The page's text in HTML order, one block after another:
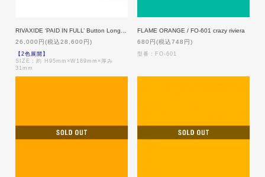
26,000円(税込28,600円)
【2色展開】
SIZE：約 H95mm×W189mm×厚み
31mm
FLAME ORANGE / FO-601 crazy riviera
680円(税込748円)
型番：FO-601